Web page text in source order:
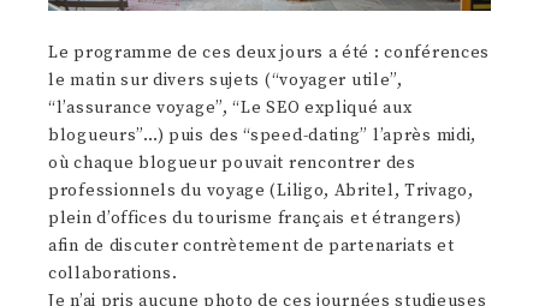
Le programme de ces deux jours a été : conférences
le matin sur divers sujets (“voyager utile”,
“l’assurance voyage”, “Le SEO expliqué aux
blogueurs”…) puis des “speed-dating” l’après midi,
où chaque blogueur pouvait rencontrer des
professionnels du voyage (Liligo, Abritel, Trivago,
plein d’offices du tourisme français et étrangers)
afin de discuter contrètement de partenariats et
collaborations.
Je n’ai pris aucune photo de ces journées studieuses